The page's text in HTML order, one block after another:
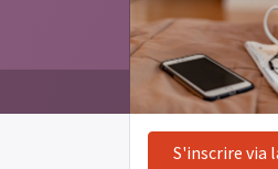
S'inscrire via